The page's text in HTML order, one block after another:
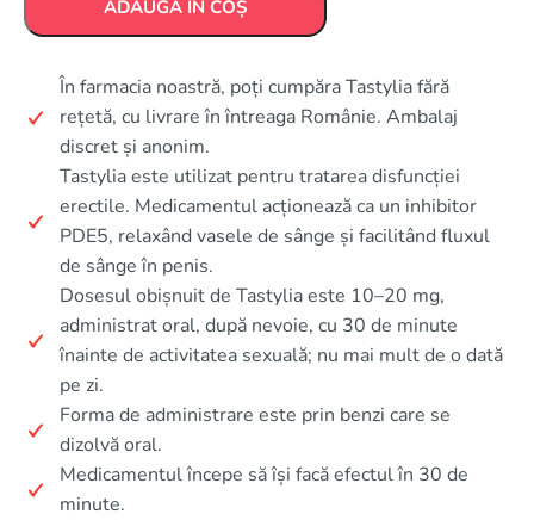
ADAUGĂ ÎN COȘ
În farmacia noastră, poți cumpăra Tastylia fără
rețetă, cu livrare în întreaga Românie. Ambalaj
discret și anonim.
Tastylia este utilizat pentru tratarea disfuncției
erectile. Medicamentul acționează ca un inhibitor
PDE5, relaxând vasele de sânge și facilitând fluxul
de sânge în penis.
Dosesul obișnuit de Tastylia este 10–20 mg,
administrat oral, după nevoie, cu 30 de minute
înainte de activitatea sexuală; nu mai mult de o dată
pe zi.
Forma de administrare este prin benzi care se
dizolvă oral.
Medicamentul începe să își facă efectul în 30 de
minute.